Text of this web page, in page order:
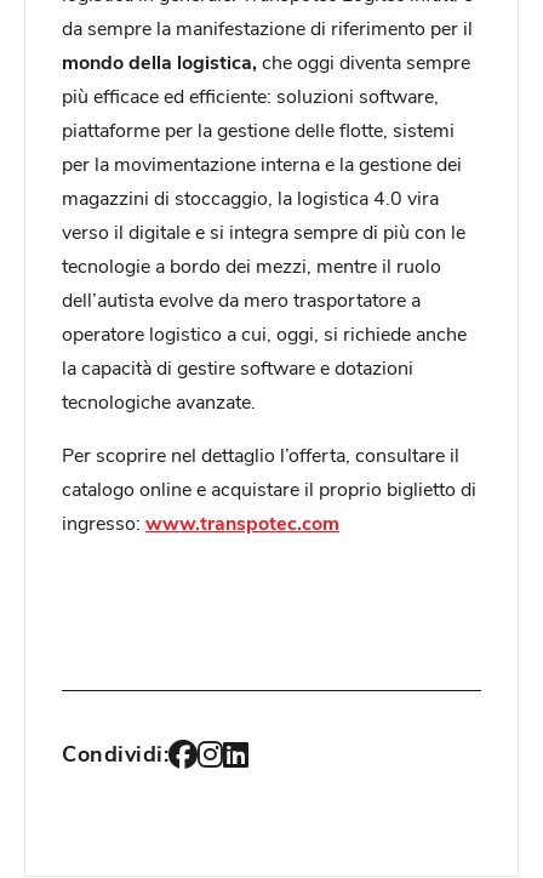
da sempre la manifestazione di riferimento per il
mondo della logistica,che oggi diventa sempre
più efficace ed efficiente: soluzioni software,
piattaforme per la gestione delle flotte, sistemi
per la movimentazione interna e la gestione dei
magazzini di stoccaggio, la logistica 4.0 vira
verso il digitale e si integra sempre di più con le
tecnologie a bordo dei mezzi, mentre il ruolo
dell’autista evolve da mero trasportatore a
operatore logistico a cui, oggi, si richiede anche
la capacità di gestire software e dotazioni
tecnologiche avanzate.
Per scoprire nel dettaglio l’offerta, consultare il
catalogo online e acquistare il proprio biglietto di
ingresso: www.transpotec.com
Condividi: